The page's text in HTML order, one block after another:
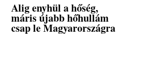
Alig enyhül a hőség,
máris újabb hőhullám
csap le Magyarországra